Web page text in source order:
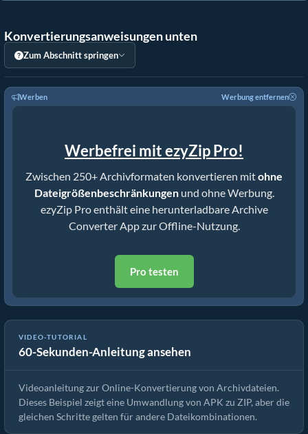
Konvertierungsanweisungen unten
Zum Abschnitt springen
Werben Werbung entfernen
Werbefrei mit ezyZip Pro!
Zwischen 250+ Archivformaten konvertieren mitohne
Dateigrößenbeschränkungenund ohne Werbung.
ezyZip Pro enthält eine herunterladbare Archive
Converter App zur Offline-Nutzung.
Pro testen
VIDEO-TUTORIAL
60-Sekunden-Anleitung ansehen
Wie man Archivdateien mit ezyZip konvertiert
Videoanleitung zur Online-Konvertierung von Archivdateien.
Dieses Beispiel zeigt eine Umwandlung von APK zu ZIP, aber die
gleichen Schritte gelten für andere Dateikombinationen.